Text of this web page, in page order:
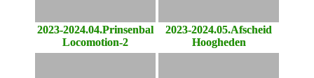
2023-2024.04.Prinsenbal
Locomotion-2
2023-2024.05.Afscheid
Hoogheden